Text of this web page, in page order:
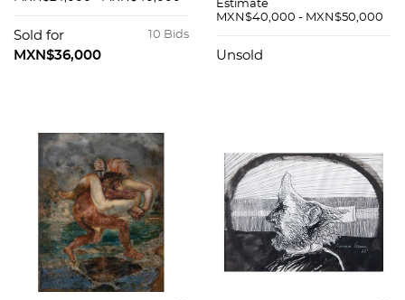
XXX. 76 x 56 cm
medidas totales
10 Bids
Sold for
MXN$36,000
73. Litografías HC /
una. Pzas: 10, en
Estimate
MXN$40,000 - MXN$50,000
Unsold